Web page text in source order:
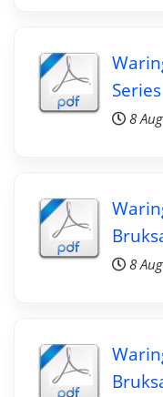
8
8